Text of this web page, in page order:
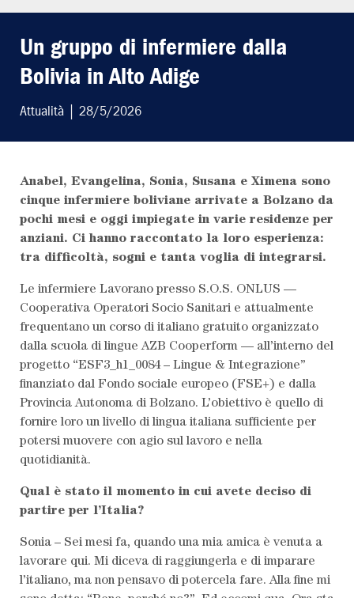
LEGGI L'ULTIMO
SCRIVI AL
Un gruppo di infermiere dalla
Bolivia in Alto Adige
Attualità | 28/5/2026
Anabel, Evangelina, Sonia, Susana e Ximena sono
cinque infermiere boliviane arrivate a Bolzano da
pochi mesi e oggi impiegate in varie residenze per
anziani. Ci hanno raccontato la loro esperienza:
tra difficoltà, sogni e tanta voglia di integrarsi.
Le infermiere Lavorano presso S.O.S. ONLUS —
Cooperativa Operatori Socio Sanitari e attualmente
frequentano un corso di italiano gratuito organizzato
dalla scuola di lingue AZB Cooperform — all’interno del
progetto “ESF3_h1_0084 – Lingue & Integrazione”
finanziato dal Fondo sociale europeo (FSE+) e dalla
Provincia Autonoma di Bolzano. L’obiettivo è quello di
fornire loro un livello di lingua italiana sufficiente per
potersi muovere con agio sul lavoro e nella
quotidianità.
Qual è stato il momento in cui avete deciso di
partire per l’Italia?
Sonia – Sei mesi fa, quando una mia amica è venuta a
lavorare qui. Mi diceva di raggiungerla e di imparare
l’italiano, ma non pensavo di potercela fare. Alla fine mi